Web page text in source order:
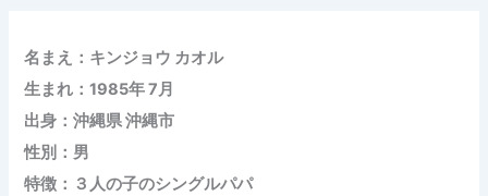
名まえ：キンジョウ カオル
生まれ：1985年 7月
出身：沖縄県 沖縄市
性別：男
特徴：３人の子のシングルパパ